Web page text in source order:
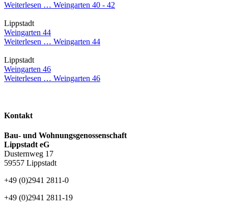
Weiterlesen … Weingarten 40 - 42
Lippstadt
Weingarten 44
Weiterlesen … Weingarten 44
Lippstadt
Weingarten 46
Weiterlesen … Weingarten 46
Kontakt
Bau- und Wohnungsgenossenschaft
Lippstadt eG
Dusternweg 17
59557 Lippstadt
+49 (0)2941 2811-0
+49 (0)2941 2811-19